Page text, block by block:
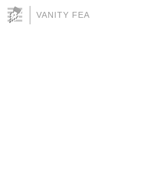
VANITY FEA